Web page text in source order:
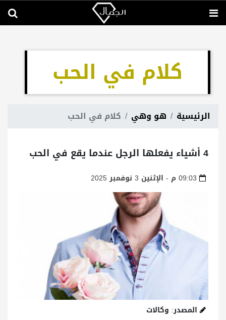
كلام في الحب
الرئيسية هو وهي كلام في الحب
4 أشياء يفعلها الرجل عندما يقع في الحب
المصدر: وكالات